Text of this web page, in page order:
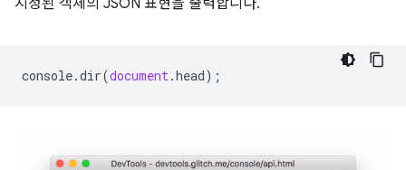
지정된 객체의 JSON 표현을 출력합니다.
console.dir(document.head);